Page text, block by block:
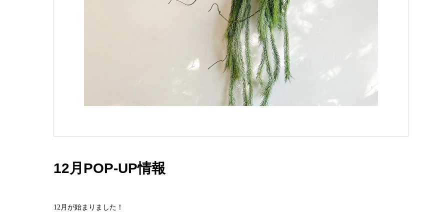
12月POP-UP情報
12月が始まりました！